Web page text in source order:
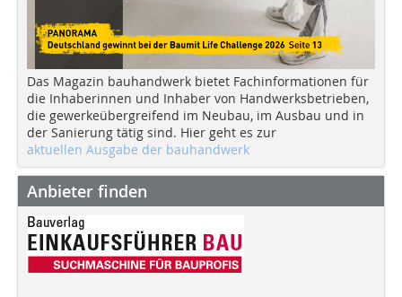
Das Magazin bauhandwerk bietet Fachinformationen für
die Inhaberinnen und Inhaber von Handwerksbetrieben,
die gewerkeübergreifend im Neubau, im Ausbau und in
der Sanierung tätig sind. Hier geht es zur
aktuellen Ausgabe der bauhandwerk
Anbieter finden